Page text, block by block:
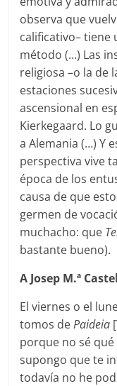
observa que
calificativo– tiene
método (…) Las
religiosa –o la de
estaciones
ascensional en
Kierkegaard. Lo
a Alemania (…) Y
perspectiva vive
época de los
causa de que
germen de
muchacho: que
bastante bueno).
A Josep M.ª
El viernes o el
tomos dePaideia
porque no sé
supongo que te
todavía no he